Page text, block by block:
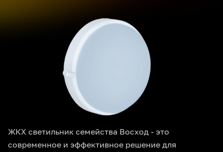
ЖКХ светильник семейства Восход - это
современное и эффективное решение для